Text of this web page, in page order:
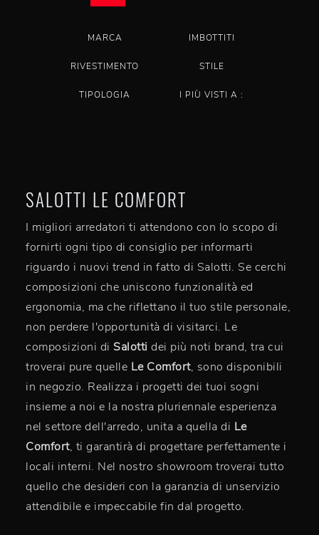
MARCA IMBOTTITI
RIVESTIMENTO STILE
TIPOLOGIA I PIÙ VISTI A :
SALOTTI LE COMFORT
I migliori arredatori ti attendono con lo scopo di
fornirti ogni tipo di consiglio per informarti
riguardo i nuovi trend in fatto di Salotti. Se cerchi
composizioni che uniscono funzionalità ed
ergonomia, ma che riflettano il tuo stile personale,
non perdere l'opportunità di visitarci. Le
composizioni di Salotti dei più noti brand, tra cui
troverai pure quelle Le Comfort, sono disponibili
in negozio. Realizza i progetti dei tuoi sogni
insieme a noi e la nostra pluriennale esperienza
nel settore dell'arredo, unita a quella di Le
Comfort, ti garantirà di progettare perfettamente i
locali interni. Nel nostro showroom troverai tutto
quello che desideri con la garanzia di unservizio
attendibile e impeccabile fin dal progetto.